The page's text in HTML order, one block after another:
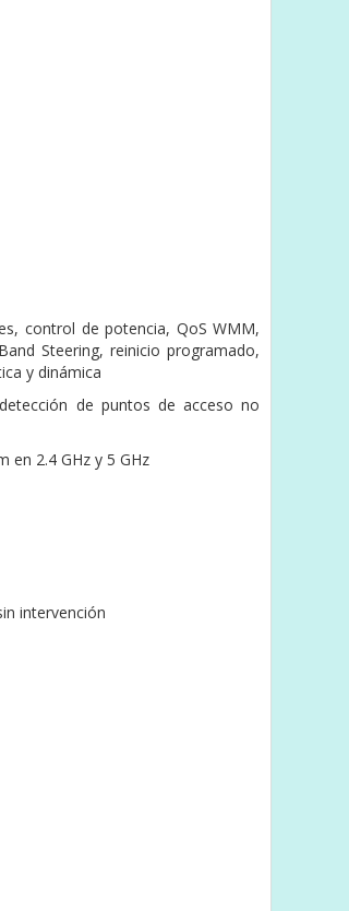
control de potencia, QoS WMM,
Steering, reinicio programado,
y dinámica
de puntos de acceso no
en 2.4 GHz y 5 GHz
intervención